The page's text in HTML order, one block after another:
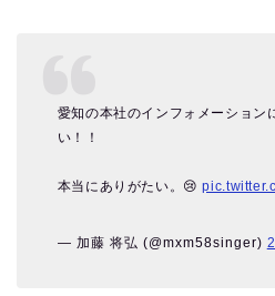
愛知の本社のインフォメーション
い！！
本当にありがたい。😢
— 加藤 将弘 (@mxm58singer)